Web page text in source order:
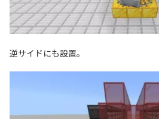
逆サイドにも設置。